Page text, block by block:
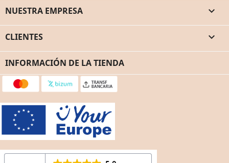
NUESTRA EMPRESA 
CLIENTES 
INFORMACIÓN DE LA TIENDA